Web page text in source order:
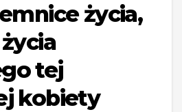
życia,
tej
kobiety